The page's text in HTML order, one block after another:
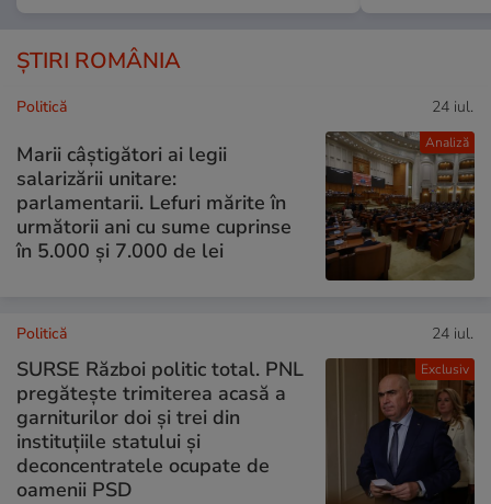
ȘTIRI ROMÂNIA
Analiză
Politică 24 iul.
Marii câștigători ai legii
salarizării unitare:
parlamentarii. Lefuri mărite în
următorii ani cu sume cuprinse
în 5.000 și 7.000 de lei
Exclusiv
Politică 24 iul.
SURSE Război politic total. PNL
pregătește trimiterea acasă a
garniturilor doi și trei din
instituțiile statului și
deconcentratele ocupate de
oamenii PSD